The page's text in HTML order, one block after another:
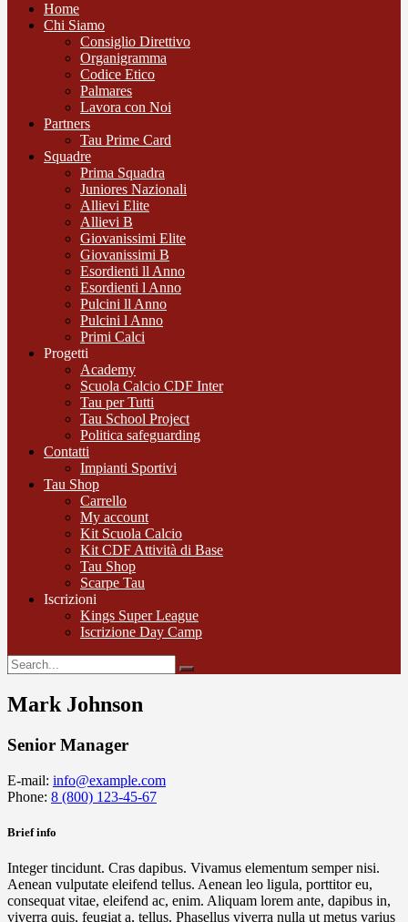
Home
Chi Siamo
Consiglio Direttivo
Organigramma
Codice Etico
Palmares
Lavora con Noi
Partners
Tau Prime Card
Squadre
Prima Squadra
Juniores Nazionali
Allievi Elite
Allievi B
Giovanissimi Elite
Giovanissimi B
Esordienti ll Anno
Esordienti l Anno
Pulcini ll Anno
Pulcini l Anno
Primi Calci
Progetti
Academy
Scuola Calcio CDF Inter
Tau per Tutti
Tau School Project
Politica safeguarding
Contatti
Impianti Sportivi
Tau Shop
Carrello
My account
Kit Scuola Calcio
Kit CDF Attività di Base
Tau Shop
Scarpe Tau
Iscrizioni
Kings Super League
Iscrizione Day Camp
Mark Johnson
Senior Manager
E-mail: info@example.com
Phone: 8 (800) 123-45-67
Brief info
Integer tincidunt. Cras dapibus. Vivamus elementum semper nisi.
Aenean vulputate eleifend tellus. Aenean leo ligula, porttitor eu,
consequat vitae, eleifend ac, enim. Aliquam lorem ante, dapibus in,
viverra quis, feugiat a, tellus. Phasellus viverra nulla ut metus varius